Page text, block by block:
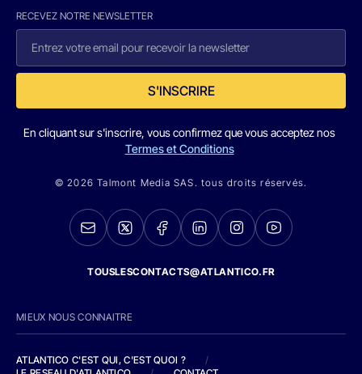
RECEVEZ NOTRE NEWSLETTER
S'INSCRIRE
En cliquant sur s'inscrire, vous confirmez que vous acceptez nos
Termes et Conditions
© 2026 Talmont Media SAS. tous droits réservés.
TOUSLESCONTACTS@ATLANTICO.FR
MIEUX NOUS CONNAITRE
ATLANTICO C'EST QUI, C'EST QUOI ?
/